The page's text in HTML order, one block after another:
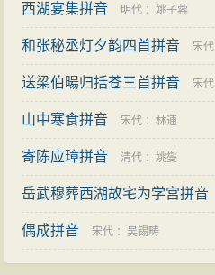
西湖宴集拼音 明代 ：姚子蓉
和张秘丞灯夕韵四首拼音 宋代
送梁伯暘归括苍三首拼音 宋代
山中寒食拼音 宋代 ：林逋
寄陈应璋拼音 清代 ：姚燮
岳武穆葬西湖故宅为学宫拼音
偶成拼音 宋代 ：吴锡畴